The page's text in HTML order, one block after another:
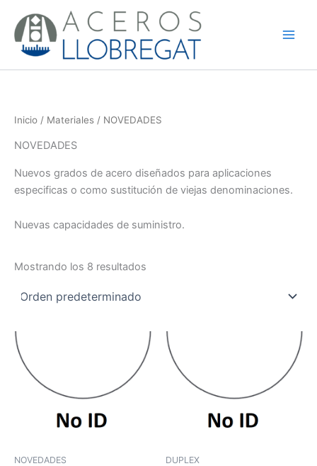
contenido
Inicio / Materiales / NOVEDADES
NOVEDADES
Nuevos grados de acero diseñados para aplicaciones
especificas o como sustitución de viejas denominaciones.
Nuevas capacidades de suministro.
Mostrando los 8 resultados
NOVEDADES DUPLEX